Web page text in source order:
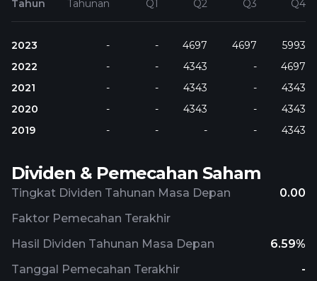
Tahun
Tahunan Q1 Q2 Q3 Q4
2023 - - 4697 4697
5993
2022
- - 4343 -
4697
2021
- - 4343 -
4343
2020
- - 4343 -
4343
2019
- - - - 4343
Dividen & Pemecahan Saham
Tingkat Dividen Tahunan Masa Depan 0.00
Hasil Dividen Tahunan Masa Depan 6.59%
Faktor Pemecahan Terakhir
Tanggal Pemecahan Terakhir -